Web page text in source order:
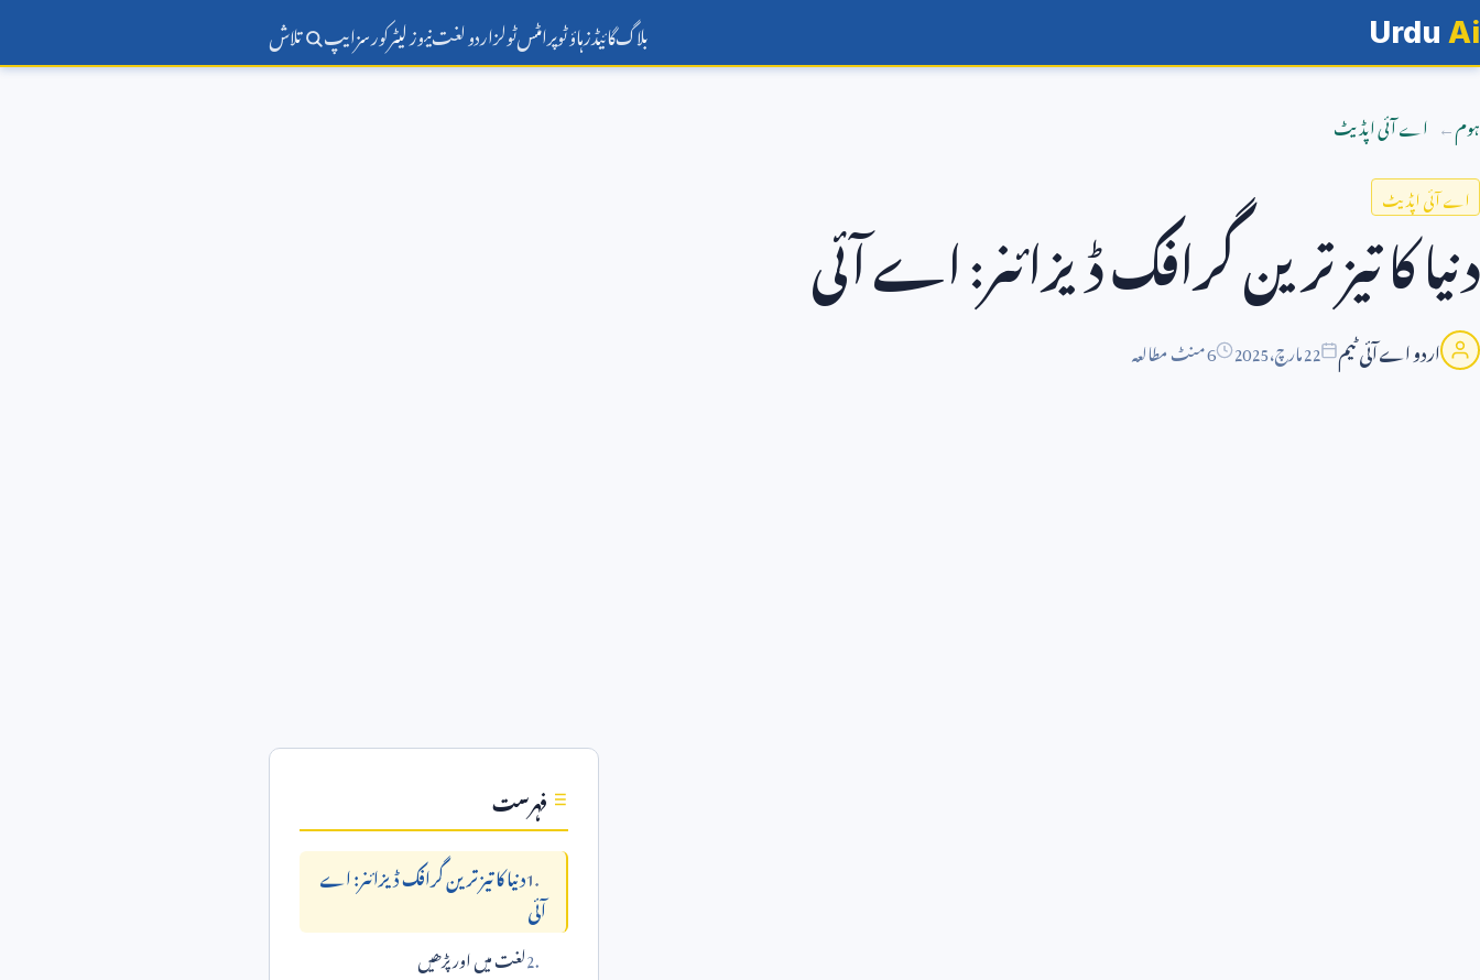
Urdu Ai بلاگگائیڈزہاؤ ٹوپرامٹسٹولزاردو لغتنیوز لیٹرکورسزایپ تلاش
ہوم اے آئی اپڈیٹ
اے آئی اپڈیٹ
دنیا کا تیز ترین گرافک ڈیزائنر: اے آئی
اردو اے آئی ٹیم 22مارچ،2025 6 منٹ مطالعہ
فہرست
دنیا کا تیز ترین گرافک ڈیزائنر: اے
آئی
لغت میں اور پڑھیں